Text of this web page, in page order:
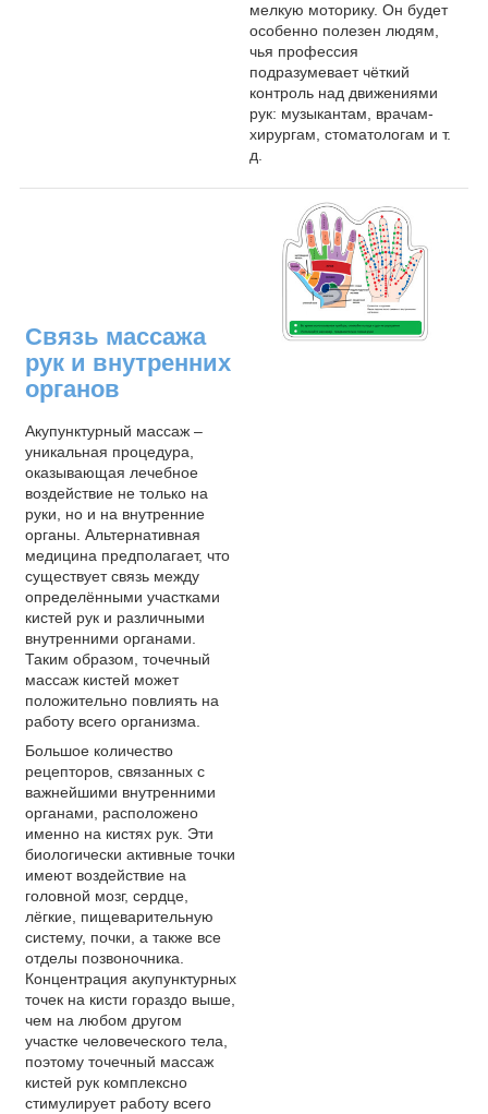
мелкую моторику. Он будет
особенно полезен людям,
чья профессия
подразумевает чёткий
контроль над движениями
рук: музыкантам, врачам-
хирургам, стоматологам и т.
д.
Связь массажа
рук и внутренних
органов
Акупунктурный массаж –
уникальная процедура,
оказывающая лечебное
воздействие не только на
руки, но и на внутренние
органы. Альтернативная
медицина предполагает, что
существует связь между
определёнными участками
кистей рук и различными
внутренними органами.
Таким образом, точечный
массаж кистей может
положительно повлиять на
работу всего организма.
Большое количество
рецепторов, связанных с
важнейшими внутренними
органами, расположено
именно на кистях рук. Эти
биологически активные точки
имеют воздействие на
головной мозг, сердце,
лёгкие, пищеварительную
систему, почки, а также все
отделы позвоночника.
Концентрация акупунктурных
точек на кисти гораздо выше,
чем на любом другом
участке человеческого тела,
поэтому точечный массаж
кистей рук комплексно
стимулирует работу всего